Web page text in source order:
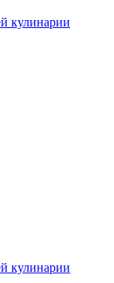
кулинарии
кулинарии